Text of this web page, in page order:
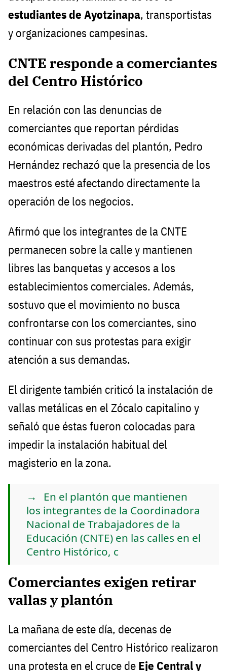
estudiantes de Ayotzinapa, transportistas
y organizaciones campesinas.
CNTE responde a comerciantes
del Centro Histórico
En relación con las denuncias de
comerciantes que reportan pérdidas
económicas derivadas del plantón, Pedro
Hernández rechazó que la presencia de los
maestros esté afectando directamente la
operación de los negocios.
Afirmó que los integrantes de la CNTE
permanecen sobre la calle y mantienen
libres las banquetas y accesos a los
establecimientos comerciales. Además,
sostuvo que el movimiento no busca
confrontarse con los comerciantes, sino
continuar con sus protestas para exigir
atención a sus demandas.
El dirigente también criticó la instalación de
vallas metálicas en el Zócalo capitalino y
señaló que éstas fueron colocadas para
impedir la instalación habitual del
magisterio en la zona.
En el plantón que mantienen
los integrantes de la Coordinadora
Nacional de Trabajadores de la
Educación (CNTE) en las calles en el
Centro Histórico, c
Comerciantes exigen retirar
vallas y plantón
La mañana de este día, decenas de
comerciantes del Centro Histórico realizaron
una protesta en el cruce de Eje Central y